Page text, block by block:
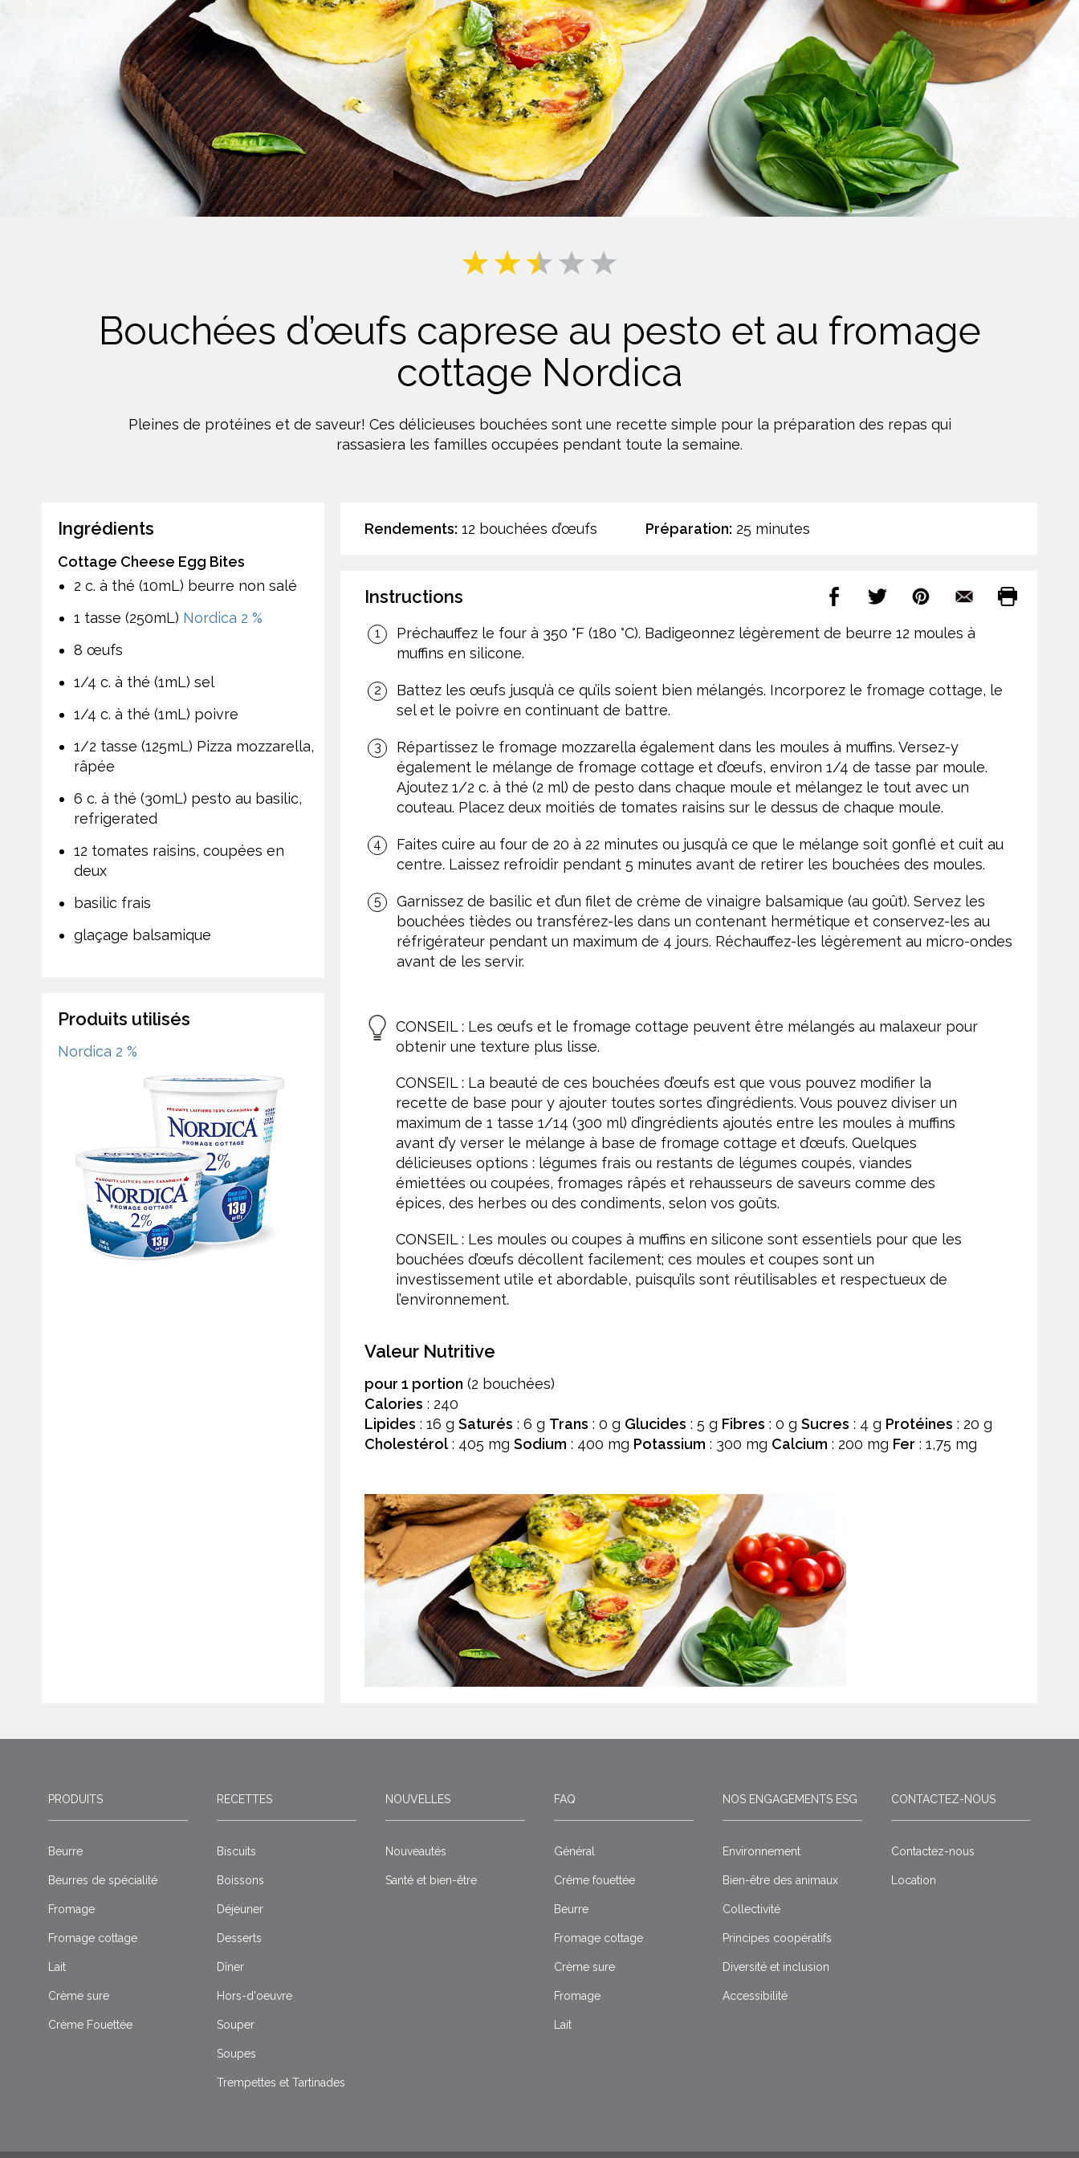
Desserts
Boissons
Biscuits
Lait
Bouchées d’œufs caprese au pesto et au fromage
cottage Nordica
Pleines de protéines et de saveur! Ces délicieuses bouchées sont une recette simple pour la préparation des repas qui
rassasiera les familles occupées pendant toute la semaine.
Rendements: 12 bouchées d’œufs Préparation: 25 minutes
Instructions
Préchauffez le four à 350 °F (180 °C). Badigeonnez légèrement de beurre 12 moules à
muffins en silicone.
Battez les œufs jusqu’à ce qu’ils soient bien mélangés. Incorporez le fromage cottage, le
sel et le poivre en continuant de battre.
Répartissez le fromage mozzarella également dans les moules à muffins. Versez-y
également le mélange de fromage cottage et d’œufs, environ 1/4 de tasse par moule.
Ajoutez 1/2 c. à thé (2 ml) de pesto dans chaque moule et mélangez le tout avec un
couteau. Placez deux moitiés de tomates raisins sur le dessus de chaque moule.
Faites cuire au four de 20 à 22 minutes ou jusqu’à ce que le mélange soit gonflé et cuit au
centre. Laissez refroidir pendant 5 minutes avant de retirer les bouchées des moules.
Garnissez de basilic et d’un filet de crème de vinaigre balsamique (au goût). Servez les
bouchées tièdes ou transférez-les dans un contenant hermétique et conservez-les au
réfrigérateur pendant un maximum de 4 jours. Réchauffez-les légèrement au micro-ondes
avant de les servir.
CONSEIL : Les œufs et le fromage cottage peuvent être mélangés au malaxeur pour
obtenir une texture plus lisse.
CONSEIL : La beauté de ces bouchées d’œufs est que vous pouvez modifier la
recette de base pour y ajouter toutes sortes d’ingrédients. Vous pouvez diviser un
maximum de 1 tasse 1/14 (300 ml) d’ingrédients ajoutés entre les moules à muffins
avant d’y verser le mélange à base de fromage cottage et d’œufs. Quelques
délicieuses options : légumes frais ou restants de légumes coupés, viandes
émiettées ou coupées, fromages râpés et rehausseurs de saveurs comme des
épices, des herbes ou des condiments, selon vos goûts.
CONSEIL : Les moules ou coupes à muffins en silicone sont essentiels pour que les
bouchées d’œufs décollent facilement; ces moules et coupes sont un
investissement utile et abordable, puisqu’ils sont réutilisables et respectueux de
l’environnement.
Valeur Nutritive
pour 1 portion (2 bouchées)
Calories : 240
Lipides : 16 g Saturés : 6 g Trans : 0 g Glucides : 5 g Fibres : 0 g Sucres : 4 g Protéines : 20 g
Cholestérol: 405 mg Sodium : 400 mg Potassium : 300 mg Calcium : 200 mg Fer : 1,75 mg
Ingrédients
Cottage Cheese Egg Bites
2 c. à thé (10mL) beurre non salé
1 tasse (250mL) Nordica 2 %
8 œufs
1/4 c. à thé (1mL) sel
1/4 c. à thé (1mL) poivre
1/2 tasse (125mL) Pizza mozzarella,
râpée
6 c. à thé (30mL) pesto au basilic,
refrigerated
12 tomates raisins, coupées en
deux
basilic frais
glaçage balsamique
Produits utilisés
Nordica 2 %
PRODUITS
Beurre
Beurres de spécialité
Fromage
Fromage cottage
Lait
Crème sure
Crème Fouettée
RECETTES
Biscuits
Boissons
Déjeuner
Desserts
Dîner
Hors-d'oeuvre
Souper
Soupes
Trempettes et Tartinades
NOUVELLES
Nouveautés
Santé et bien-être
FAQ
Général
Crême fouettée
Beurre
Fromage cottage
Crème sure
Fromage
Lait
NOS ENGAGEMENTS ESG
Environnement
Bien-être des animaux
Collectivité
Principes coopératifs
Diversité et inclusion
Accessibilité
CONTACTEZ-NOUS
Contactez-nous
Location